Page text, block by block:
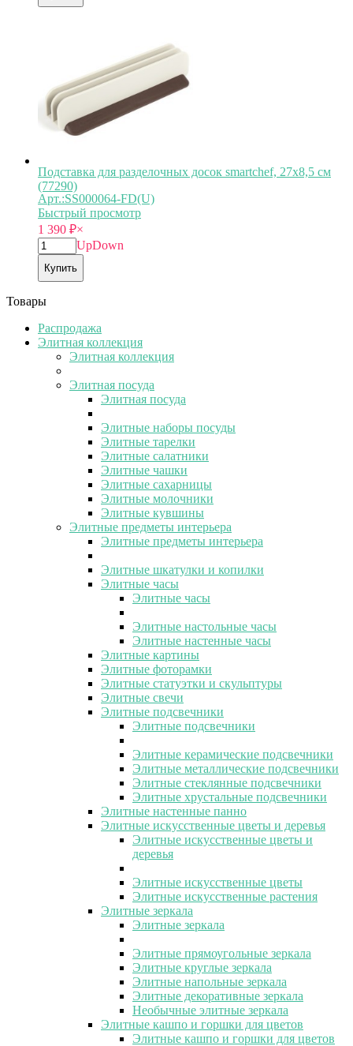
Подставка для разделочных досок smartchef, 27х8,5 см
(77290)
Арт.:SS000064-FD(U)
Быстрый просмотр
1 390 ₽×
UpDown
Купить
Товары
Распродажа
Элитная коллекция
Элитная коллекция
Элитная посуда
Элитная посуда
Элитные наборы посуды
Элитные тарелки
Элитные салатники
Элитные чашки
Элитные сахарницы
Элитные молочники
Элитные кувшины
Элитные предметы интерьера
Элитные предметы интерьера
Элитные шкатулки и копилки
Элитные часы
Элитные часы
Элитные настольные часы
Элитные настенные часы
Элитные картины
Элитные фоторамки
Элитные статуэтки и скульптуры
Элитные свечи
Элитные подсвечники
Элитные подсвечники
Элитные керамические подсвечники
Элитные металлические подсвечники
Элитные стеклянные подсвечники
Элитные хрустальные подсвечники
Элитные настенные панно
Элитные искусственные цветы и деревья
Элитные искусственные цветы и
деревья
Элитные искусственные цветы
Элитные искусственные растения
Элитные зеркала
Элитные зеркала
Элитные прямоугольные зеркала
Элитные круглые зеркала
Элитные напольные зеркала
Элитные декоративные зеркала
Необычные элитные зеркала
Элитные кашпо и горшки для цветов
Элитные кашпо и горшки для цветов